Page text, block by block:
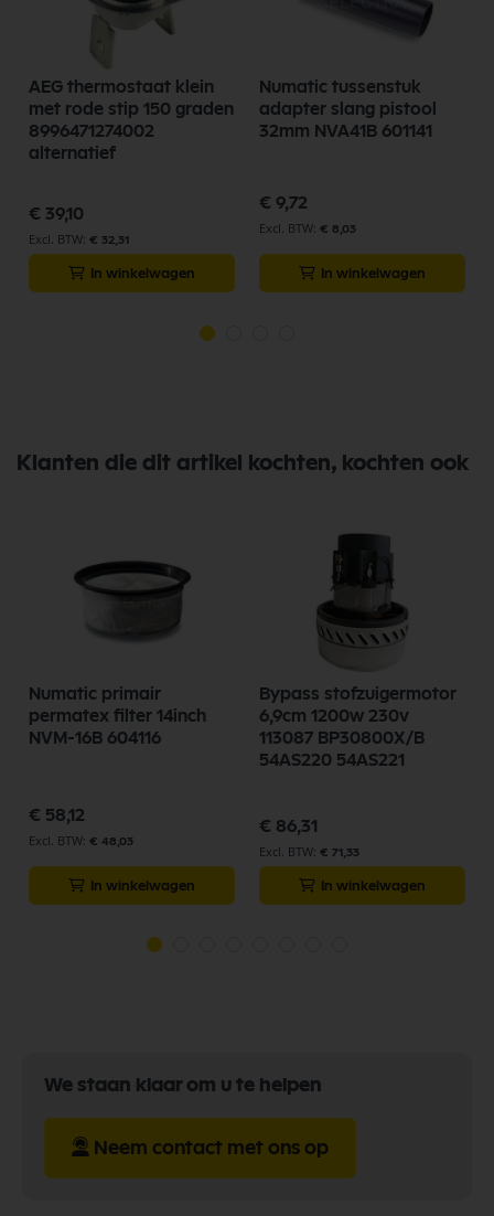
AEG thermostaat klein
met rode stip 150 graden
8996471274002
alternatief
€ 39,10
€ 32,31
In winkelwagen
Numatic tussenstuk
adapter slang pistool
32mm NVA41B 601141
€ 9,72
€ 8,03
In winkelwagen
Klanten die dit artikel kochten, kochten ook
Numatic primair
permatex filter 14inch
NVM-16B 604116
€ 58,12
€ 48,03
In winkelwagen
Bypass stofzuigermotor
6,9cm 1200w 230v
113087 BP30800X/B
54AS220 54AS221
€ 86,31
€ 71,33
In winkelwagen
We staan klaar om u te helpen
Neem contact met ons op